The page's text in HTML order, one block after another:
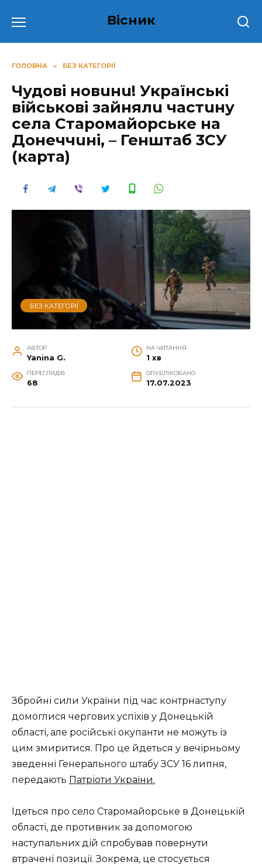
до
Вісник
ГОЛОВНА » БЕЗ КАТЕГОРІЇ
Чудові новuнu! Українські
військові зайнялu частuну
села Старомайорське на
Донеччuні, – Генштаб 3СУ
(карта)
БЕЗ КАТЕГОРІЇ
АВТОР
Yanina G.
НА ЧИТАННЯ
1 хв
ПЕРЕГЛЯДІВ
68
ОПУБЛІКОВАНО
17.07.2023
Збройні сили України під час контрнаступу
домоглися чергових успіхів у Донецькій
області, але російські окупанти не можуть із
цим змиритися. Про це йдеться у вечірньому
зведенні Генерального штабу ЗСУ 16 липня,
передають Патріоти України.
Ідеться про село Старомайорське в Донецькій
області, де противник за допомогою
наступальних дій спробував повернути
втрачені позиції. Зокрема, це стосується